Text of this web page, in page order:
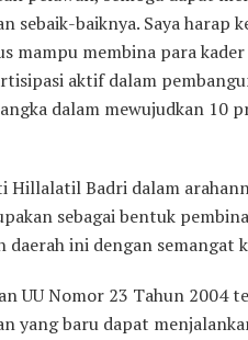
sebaik-baiknya. Saya harap
mampu membina para
aktif dalam
dalam mewujudkan 10
Hillalatil Badri dalam
sebagai bentuk
ini dengan semangat
UU Nomor 23 Tahun 2004
yang baru dapat